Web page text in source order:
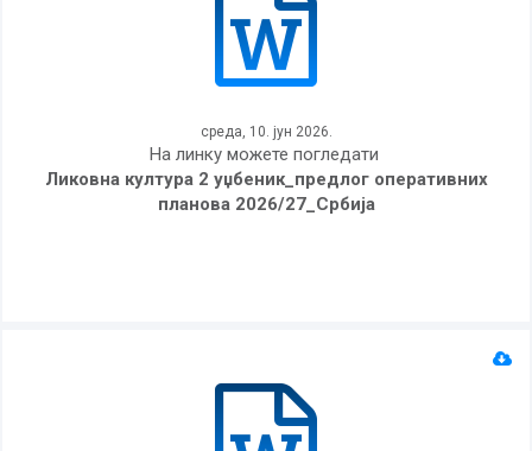
среда, 10. јун 2026.
На линку можете погледати
Ликовна култура 2 уџбеник_предлог оперативних
планова 2026/27_Србија